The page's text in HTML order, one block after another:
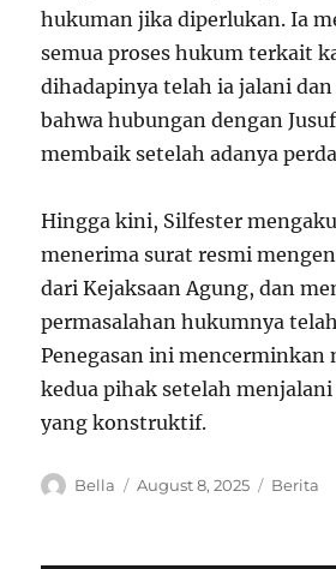
hukuman jika diperlukan. Ia
semua proses hukum terkait
dihadapinya telah ia jalani
bahwa hubungan dengan
membaik setelah adanya
Hingga kini, Silfester
menerima surat resmi
dari Kejaksaan Agung, dan
permasalahan hukumnya
Penegasan ini mencerminkan
kedua pihak setelah
yang konstruktif.
A
Bella
P
August 8, 2025
C
Berita